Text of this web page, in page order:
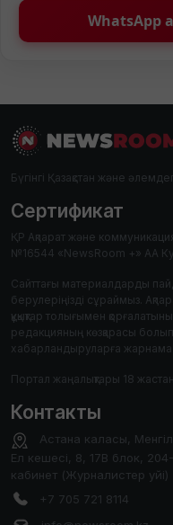
WhatsApp
Бүгінгі Қазақстан және
Сертификат
ҚР Ақпарат және
№16544 «NewsRoom +» АА
Сайттағы материалдарды
берулеріңізді сұраймыз.
құқықтар толығымен
редакцияның көзқарасы
хабарландыруларға жарнама
Портал жаңалықтары 18
Контакты
Астана каласы,
Ел кешесі, 8, 17В блок, 204-
кабинет (Журналистер уйі)
+7 705 721 8114